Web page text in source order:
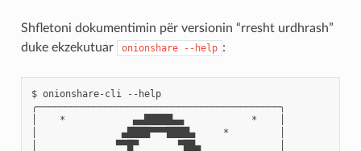
Shfletoni dokumentimin për versionin “rresht urdhrash”
duke ekzekutuar
onionshare --help :
$ onionshare-cli --help
╭───────────────────────────────────────────╮
│    *            ▄▄█████▄▄            *    │
│               ▄████▀▀▀████▄     *         │
│              ▀▀█▀       ▀██▄              │